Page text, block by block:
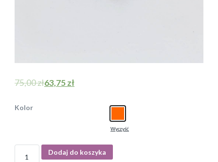
75,00zł63,75zł
Kolor
Wyczyść
I
Dodaj do koszyka